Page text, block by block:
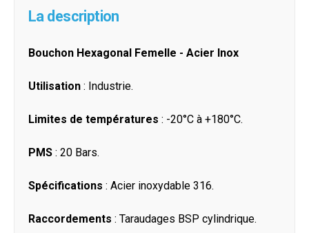
La description
Bouchon Hexagonal Femelle - Acier Inox
Utilisation : Industrie.
Limites de températures : -20°C à +180°C.
PMS : 20 Bars.
Spécifications : Acier inoxydable 316.
Raccordements : Taraudages BSP cylindrique.